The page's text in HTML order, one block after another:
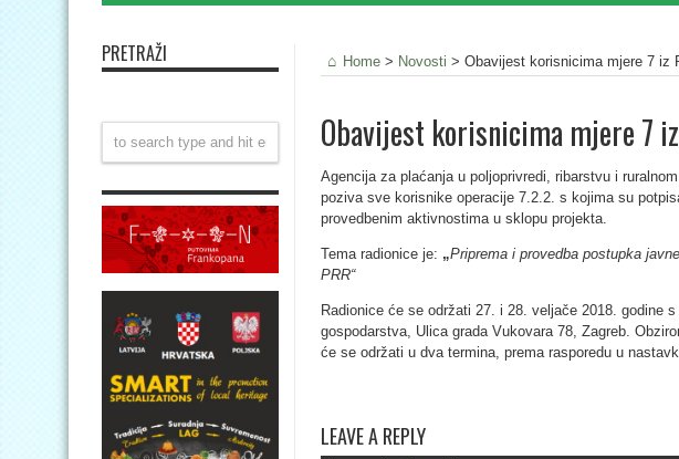
Home > Novosti > Obavijest korisnicima mjere 7 iz
Obavijest korisnicima mjere 7
Agencija za plaćanja u poljoprivredi, ribarstvu i
poziva sve korisnike operacije 7.2.2. s kojima su
provedbenim aktivnostima u sklopu projekta.
Tema radionice je: „Priprema i provedba postupka
PRR“
Radionice će se održati 27. i 28. veljače 2018. godine
gospodarstva, Ulica grada Vukovara 78, Zagreb.
će se održati u dva termina, prema rasporedu u
LEAVE A REPLY
PRETRAŽI